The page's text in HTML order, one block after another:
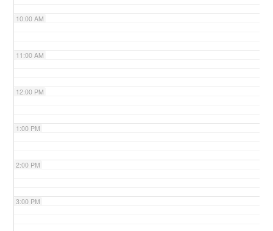
10:00 AM
11:00 AM
12:00 PM
1:00 PM
2:00 PM
3:00 PM